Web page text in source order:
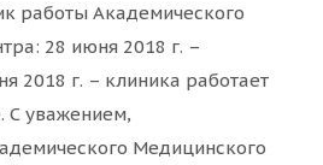
работы Академического
28 июня 2018 г. –
2018 г. – клиника работает
С уважением,
Медицинского